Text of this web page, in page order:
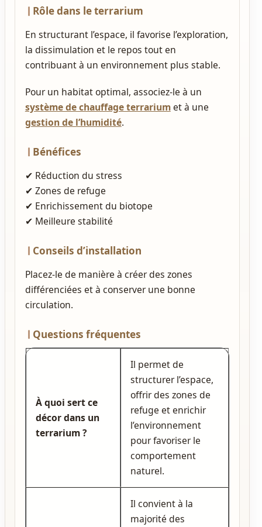
Rôle dans le terrarium
En structurant l’espace, il favorise l’exploration,
la dissimulation et le repos tout en
contribuant à un environnement plus stable.
Pour un habitat optimal, associez‑le à un
système de chauffage terrariumet à une
gestion de l’humidité.
Bénéfices
✔ Réduction du stress
✔ Zones de refuge
✔ Enrichissement du biotope
✔ Meilleure stabilité
Conseils d’installation
Placez‑le de manière à créer des zones
différenciées et à conserver une bonne
circulation.
Questions fréquentes
À quoi sert ce
décor dans un
terrarium ?
Il permet de
structurer l’espace,
offrir des zones de
refuge et enrichir
l’environnement
pour favoriser le
comportement
naturel.
Il convient à la
majorité des